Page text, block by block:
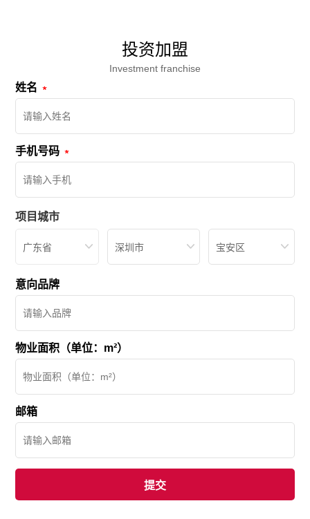
投资加盟
Investment franchise
姓名
手机号码
项目城市
广东省 深圳市 宝安区
意向品牌
物业面积（单位：m²）
邮箱